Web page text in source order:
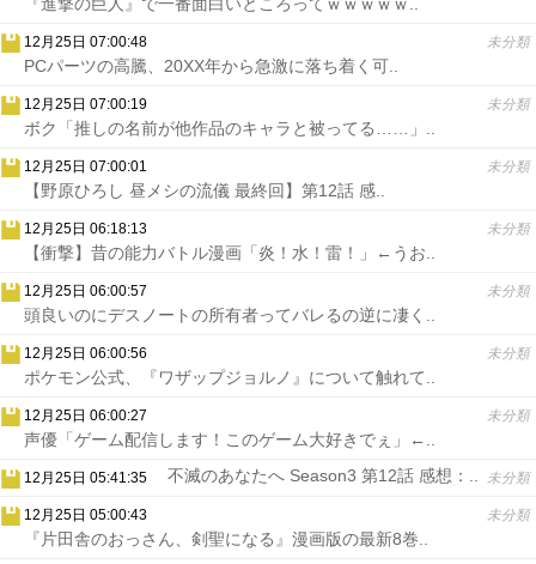
12月25日 07:00:48 未分類
PCパーツの高騰、20XX年から急激に落ち着く可..
12月25日 07:00:19 未分類
ボク「推しの名前が他作品のキャラと被ってる……」..
12月25日 07:00:01 未分類
【野原ひろし 昼メシの流儀 最終回】第12話 感..
12月25日 06:18:13 未分類
【衝撃】昔の能力バトル漫画「炎！水！雷！」←うお..
12月25日 06:00:57 未分類
頭良いのにデスノートの所有者ってバレるの逆に凄く..
12月25日 06:00:56 未分類
ポケモン公式、『ワザップジョルノ』について触れて..
12月25日 06:00:27 未分類
声優「ゲーム配信します！このゲーム大好きでぇ」←..
12月25日 05:41:35 未分類
不滅のあなたへ Season3 第12話 感想：..
12月25日 05:00:43 未分類
『片田舎のおっさん、剣聖になる』漫画版の最新8巻..